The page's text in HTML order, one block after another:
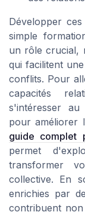
Développer
simple
un rôle crucial,
qui facilitent
conflits. Pour
capacités
s'intéresser
pour améliorer
guide complet
permet
transformer
collective. En
enrichies par
contribuent